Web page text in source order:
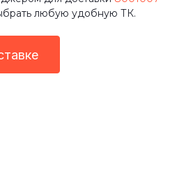
любую удобную ТК.